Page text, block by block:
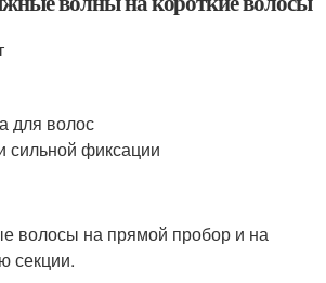
для волос
сильной фиксации
волосы на прямой пробор и на
секции.